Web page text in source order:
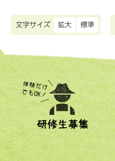
文字サイズ 拡大 標準